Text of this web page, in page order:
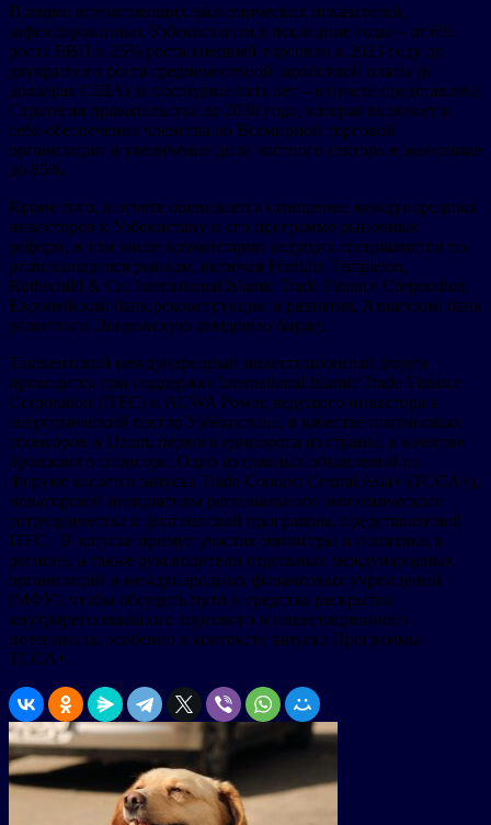
Помимо впечатляющих экономических показателей,
зафиксированных Узбекистаном в последние годы – от 6%
роста ВВП и 25% роста внешней торговли в 2023 году до
двукратного роста среднемесячной заработной платы (в
долларах США) за последние пять лет – в отчете представлена
Стратегия правительства до 2030 года, которая включает в
себя обеспечение членства во Всемирной торговой
организации и увеличение доли частного сектора в экономике
до 85%.
Кроме того, в отчете оценивается отношение международных
инвесторов к Узбекистану и его программе рыночных
реформ, в том числе комментарии ведущих специалистов по
развивающимся рынкам, включая Franklin Templeton,
Rothschild & Co, International Islamic Trade Finance Corporation,
Европейский банк реконструкции и развития, Азиатский банк
развития и Лондонскую фондовую биржу.
Ташкентский международный инвестиционный форум
проводится при поддержке International Islamic Trade Finance
Corporation (ITFC) и ACWA Power, ведущего инвестора в
энергетический сектор Узбекистана, в качестве платиновых
спонсоров и Uzum, первого единорога из страны, в качестве
бронзового спонсора. Одно из главных объявлений на
Форуме касается запуска Trade Connect Central Asia+ (TCCA+),
новаторской инициативы регионального экономического
сотрудничества и флагманской программы, представленной
ITFC. В запуске примут участие министры и политики в
регионе, а также руководители отдельных международных
организаций и международных финансовых учреждений
(МФУ), чтобы обсудить пути и средства раскрытия
внутрирегионального торгового и инвестиционного
потенциала, особенно в контексте запуска Программы
TCCA+.